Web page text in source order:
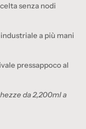
senza nodi
a più mani
pressappoco al
da 2,200ml a